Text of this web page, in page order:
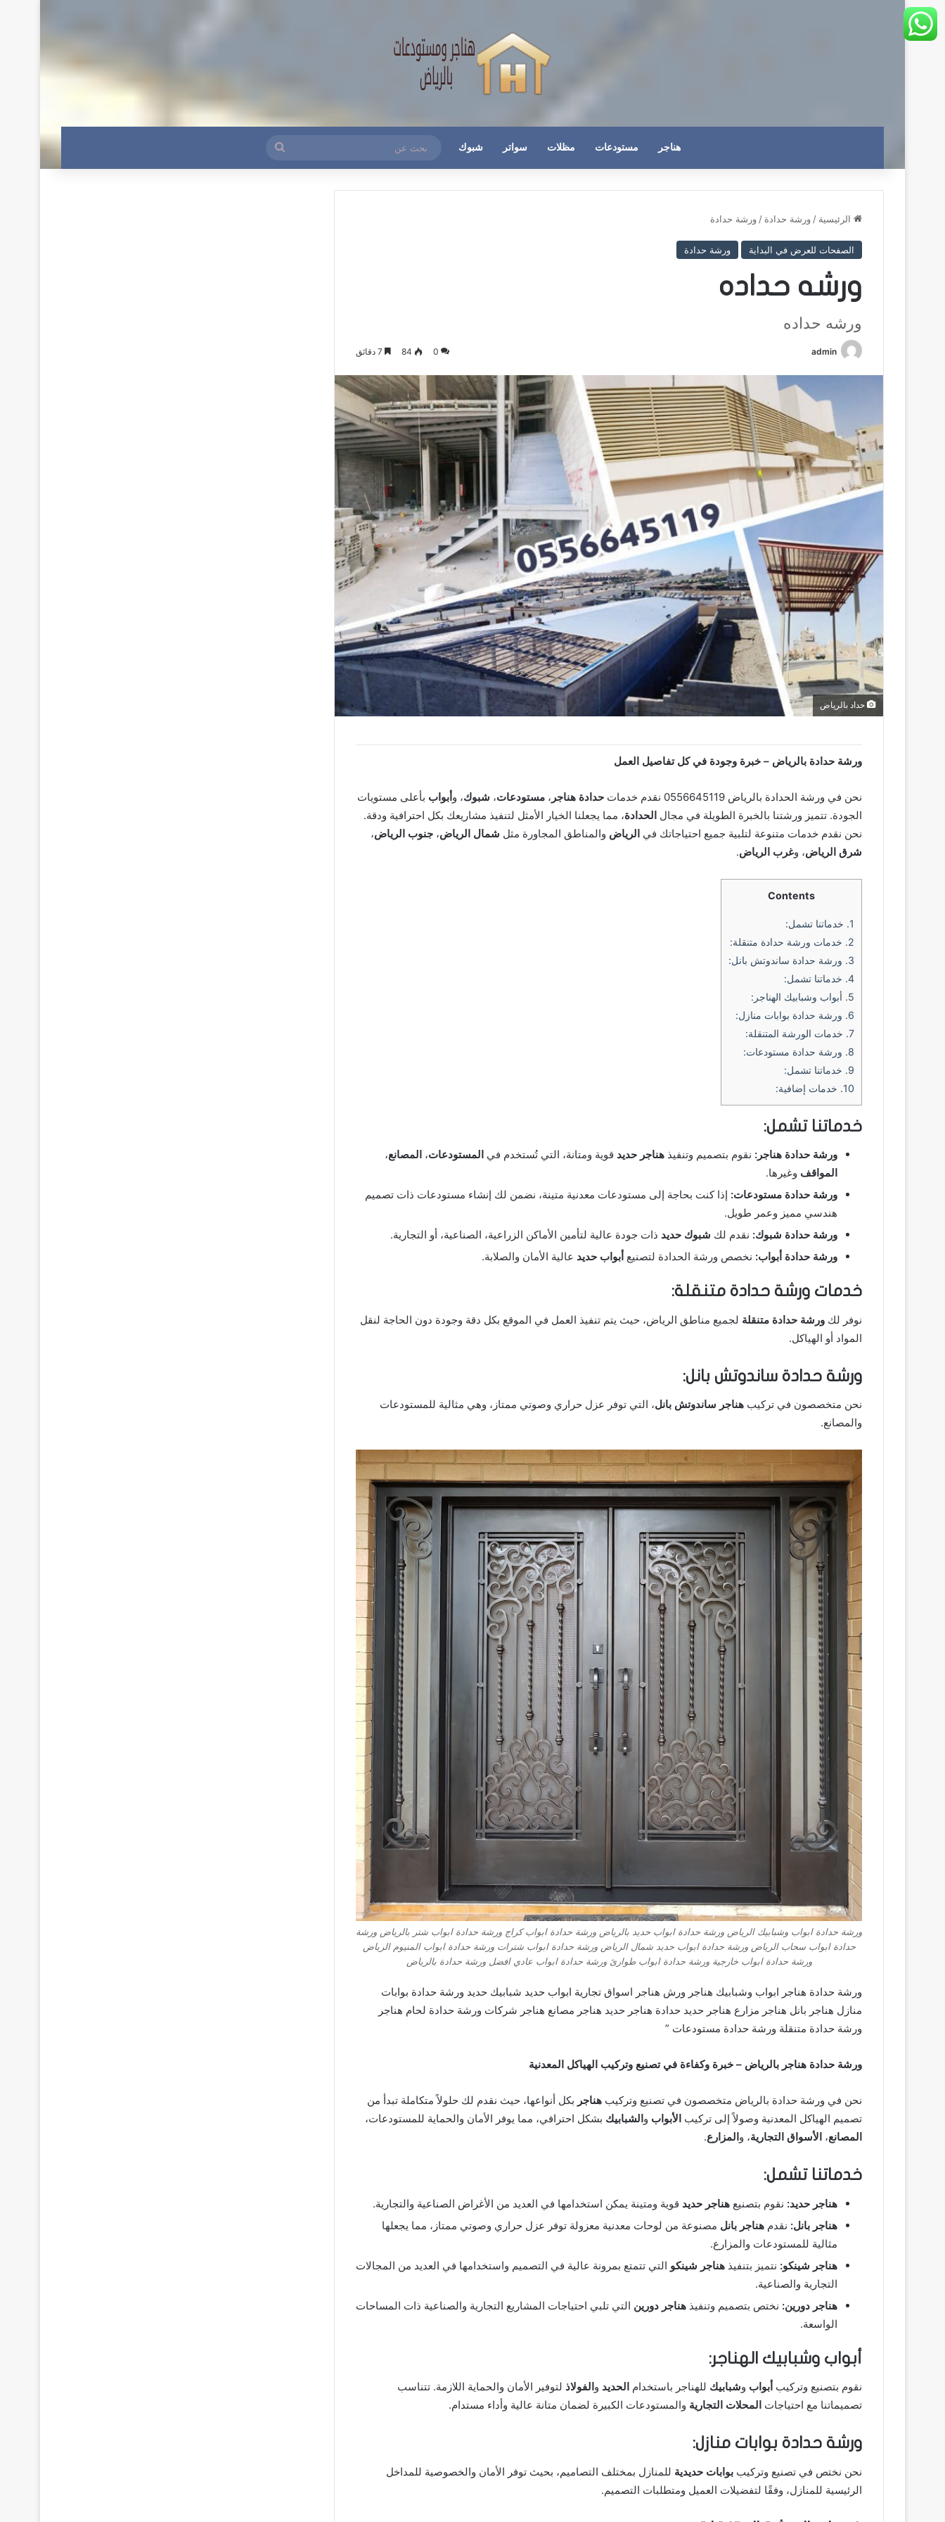
هناجر مستودعات مظلات سواتر شبوك
عن
الرئيسية / ورشة حدادة / ورشة حدادة
الصفحات للعرض في البداية ورشة حدادة
ورشه حداده
ورشه حداده
admin
0
84
حداد بالرياض
ورشة حدادة بالرياض – خبرة وجودة في كل تفاصيل العمل
نحن في ورشة الحدادة بالرياض 0556645119 نقدم خدمات حدادة هناجر ، مستودعات، شبوك، وأبواب بأعلى مستويات
الجودة. تتميز ورشتنا بالخبرة الطويلة في مجال الحدادة، مما يجعلنا الخيار الأمثل لتنفيذ مشاريعك بكل احترافية ودقة.
نحن نقدم خدمات متنوعة لتلبية جميع احتياجاتك في الرياض والمناطق المجاورة مثل شمال الرياض، جنوب الرياض،
شرق الرياض، وغرب الرياض.
Contents
1. خدماتنا تشمل:
2. خدمات ورشة حدادة متنقلة:
3. ورشة حدادة ساندوتش بانل:
4. خدماتنا تشمل:
5. أبواب وشبابيك الهناجر:
6. ورشة حدادة بوابات منازل:
7. خدمات الورشة المتنقلة:
8. ورشة حدادة مستودعات:
9. خدماتنا تشمل:
10. خدمات إضافية:
خدماتنا تشمل:
ورشة حدادة هناجر: نقوم بتصميم وتنفيذ هناجر حديد قوية ومتانة، التي تُستخدم في المستودعات، المصانع،
المواقف وغيرها.
ورشة حدادة مستودعات: إذا كنت بحاجة إلى مستودعات معدنية متينة، نضمن لك إنشاء مستودعات ذات تصميم
هندسي مميز وعمر طويل.
ورشة حدادة شبوك: نقدم لك شبوك حديد ذات جودة عالية لتأمين الأماكن الزراعية، الصناعية، أو التجارية.
ورشة حدادة أبواب: نخصص ورشة الحدادة لتصنيع أبواب حديد عالية الأمان والصلابة.
خدمات ورشة حدادة متنقلة:
نوفر لك ورشة حدادة متنقلة لجميع مناطق الرياض، حيث يتم تنفيذ العمل في الموقع بكل دقة وجودة دون الحاجة لنقل
المواد أو الهياكل.
ورشة حدادة ساندوتش بانل:
نحن متخصصون في تركيب هناجر ساندوتش بانل، التي توفر عزل حراري وصوتي ممتاز، وهي مثالية للمستودعات
والمصانع.
ورشة حدادة ابواب وشبابيك الرياض ورشة حدادة ابواب حديد بالرياض ورشة حدادة ابواب كراج ورشة حدادة ابواب شتر بالرياض ورشة
حدادة ابواب سحاب الرياض ورشة حدادة ابواب حديد شمال الرياض ورشة حدادة ابواب شترات ورشة حدادة ابواب المنيوم الرياض
ورشة حدادة ابواب خارجية ورشة حدادة ابواب طوارئ ورشة حدادة ابواب عادي افضل ورشة حدادة بالرياض
ورشة حدادة هناجر ابواب وشبابيك هناجر ورش هناجر اسواق تجارية ابواب حديد شبابيك حديد ورشة حدادة بوابات
منازل هناجر بانل هناجر مزارع هناجر حديد حدادة هناجر حديد هناجر مصانع هناجر شركات ورشة حدادة لحام هناجر
ورشة حدادة متنقلة ورشة حدادة مستودعات ”
ورشة حدادة هناجر بالرياض – خبرة وكفاءة في تصنيع وتركيب الهياكل المعدنية
نحن في ورشة حدادة بالرياض متخصصون في تصنيع وتركيب هناجر بكل أنواعها، حيث نقدم لك حلولاً متكاملة تبدأ من
تصميم الهياكل المعدنية وصولاً إلى تركيب الأبواب والشبابيك بشكل احترافي، مما يوفر الأمان والحماية للمستودعات،
المصانع، الأسواق التجارية، والمزارع.
خدماتنا تشمل:
هناجر حديد: نقوم بتصنيع هناجر حديد قوية ومتينة يمكن استخدامها في العديد من الأغراض الصناعية والتجارية.
هناجر بانل: نقدم هناجر بانل مصنوعة من لوحات معدنية معزولة توفر عزل حراري وصوتي ممتاز، مما يجعلها
مثالية للمستودعات والمزارع.
هناجر شينكو: نتميز بتنفيذ هناجر شينكو التي تتمتع بمرونة عالية في التصميم واستخدامها في العديد من المجالات
التجارية والصناعية.
هناجر دورين: نختص بتصميم وتنفيذ هناجر دورين التي تلبي احتياجات المشاريع التجارية والصناعية ذات المساحات
الواسعة.
أبواب وشبابيك الهناجر:
نقوم بتصنيع وتركيب أبواب وشبابيك للهناجر باستخدام الحديد والفولاذ لتوفير الأمان والحماية اللازمة. تتناسب
تصميماتنا مع احتياجات المحلات التجارية والمستودعات الكبيرة لضمان متانة عالية وأداء مستدام.
ورشة حدادة بوابات منازل:
نحن نختص في تصنيع وتركيب بوابات حديدية للمنازل بمختلف التصاميم، بحيث توفر الأمان والخصوصية للمداخل
الرئيسية للمنازل، وفقًا لتفضيلات العميل ومتطلبات التصميم.